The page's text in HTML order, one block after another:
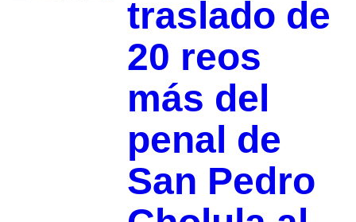
traslado de
20 reos
más del
penal de
San Pedro